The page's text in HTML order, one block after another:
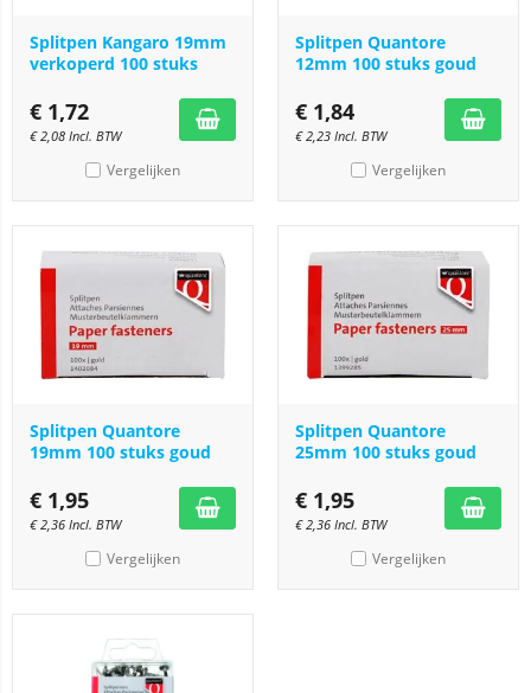
Splitpen Kangaro 19mm
verkoperd 100 stuks
€ 1,72
€2,08 Incl. BTW
Vergelijken
Splitpen Quantore
12mm 100 stuks goud
€ 1,84
€2,23 Incl. BTW
Vergelijken
Splitpen Quantore
19mm 100 stuks goud
€ 1,95
€2,36 Incl. BTW
Vergelijken
Splitpen Quantore
25mm 100 stuks goud
€ 1,95
€2,36 Incl. BTW
Vergelijken